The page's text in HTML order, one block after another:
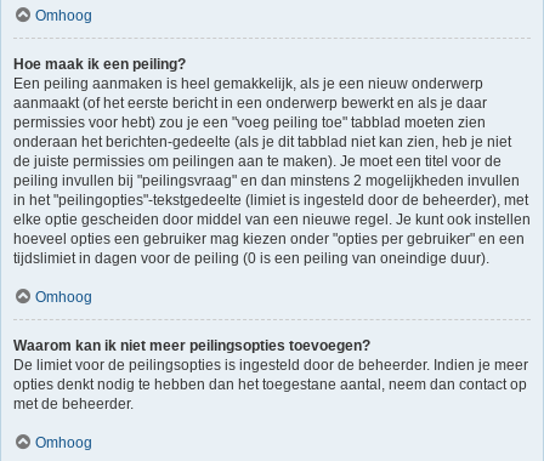
Omhoog
Hoe maak ik een peiling?
Een peiling aanmaken is heel gemakkelijk, als je een nieuw onderwerp
aanmaakt (of het eerste bericht in een onderwerp bewerkt en als je daar
permissies voor hebt) zou je een "voeg peiling toe" tabblad moeten zien
onderaan het berichten-gedeelte (als je dit tabblad niet kan zien, heb je niet
de juiste permissies om peilingen aan te maken). Je moet een titel voor de
peiling invullen bij "peilingsvraag" en dan minstens 2 mogelijkheden invullen
in het "peilingopties"-tekstgedeelte (limiet is ingesteld door de beheerder), met
elke optie gescheiden door middel van een nieuwe regel. Je kunt ook instellen
hoeveel opties een gebruiker mag kiezen onder "opties per gebruiker" en een
tijdslimiet in dagen voor de peiling (0 is een peiling van oneindige duur).
Omhoog
Waarom kan ik niet meer peilingsopties toevoegen?
De limiet voor de peilingsopties is ingesteld door de beheerder. Indien je meer
opties denkt nodig te hebben dan het toegestane aantal, neem dan contact op
met de beheerder.
Omhoog